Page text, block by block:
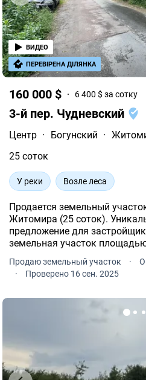
160 000 $ 6 400 $ за сотку
3-й пер. Чудневский
Центр · Богунский ·
25 соток
У реки Возле леса
Продается земельный
Житомира (25 соток).
предложение для
земельная участок
Продаю земельный участок ·
·
Проверено 16 сен. 2025
ВИДЕО
ПЕРЕВІРЕНА ДІЛЯНКА